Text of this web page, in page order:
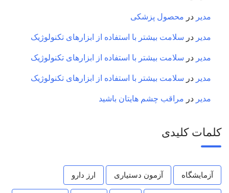
مدیر در محصول پزشکی
مدیر در سلامت بیشتر با استفاده از ابزارهای تکنولوژیک
مدیر در سلامت بیشتر با استفاده از ابزارهای تکنولوژیک
مدیر در سلامت بیشتر با استفاده از ابزارهای تکنولوژیک
مدیر در مراقب چشم هایتان باشید
کلمات کلیدی
آزمایشگاه آزمون دستیاری ارز دارو